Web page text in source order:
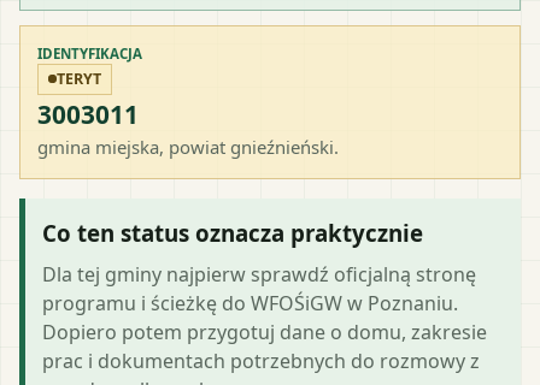
IDENTYFIKACJA
TERYT
3003011
gmina miejska, powiat gnieźnieński.
Co ten status oznacza praktycznie
Dla tej gminy najpierw sprawdź oficjalną stronę
programu i ścieżkę do WFOŚiGW w Poznaniu.
Dopiero potem przygotuj dane o domu, zakresie
prac i dokumentach potrzebnych do rozmowy z